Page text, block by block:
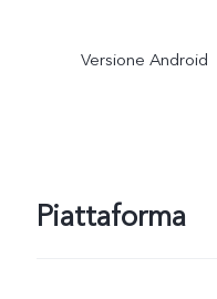
Versione Android
Piattaforma